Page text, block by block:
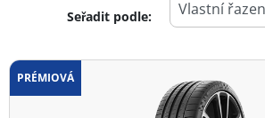
Typ pneumatiky
Seřadit podle:
PRÉMIOVÁ